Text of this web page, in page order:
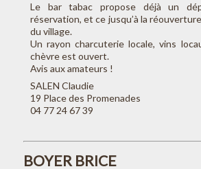
Le bar tabac propose déjà un
réservation, et ce jusqu’à la
du village.
Un rayon charcuterie locale, vins
chèvre est ouvert.
Avis aux amateurs !
SALEN Claudie
19 Place des Promenades
04 77 24 67 39
BOYER BRICE